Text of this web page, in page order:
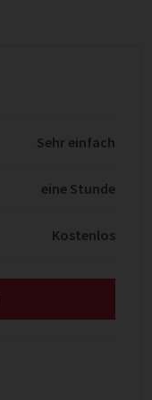
Sehr einfach
eine Stunde
Kostenlos